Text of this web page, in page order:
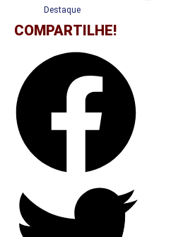
Destaque
COMPARTILHE!